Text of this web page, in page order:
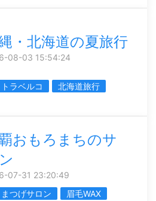
・北海道の夏旅行
08-03 15:54:24
トラベルコ
北海道旅行
おもろまちのサ
07-31 23:20:49
まつげサロン
眉毛WAX